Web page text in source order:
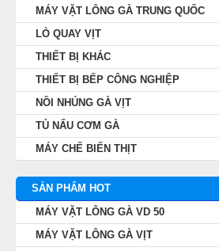
MÁY VẶT LÔNG GÀ TRUNG QUỐC
LÒ QUAY VỊT
THIẾT BỊ KHÁC
THIẾT BỊ BẾP CÔNG NGHIỆP
NỒI NHÚNG GÀ VỊT
TỦ NẤU CƠM GÀ
MÁY CHẾ BIẾN THỊT
SẢN PHẨM HOT
MÁY VẶT LÔNG GÀ VD 50
MÁY VẶT LÔNG GÀ VỊT